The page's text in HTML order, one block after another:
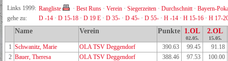
Links 1999: Rangliste · Best Runs · Verein · Siegerzeiten · Durchschnitt· Bayern-
gehe zu:
D -14 · D 15-18 · D 19 E · D 35- · D 45- · D 55- · H -14 · H 15-16 · H 17-
Name Verein Punkte 1.OL
02.05.
2.OL
15.05.
1 Schwanitz, Marie OLA TSV Deggendorf 390.63 99.45
91.18
2 Bauer, Theresa OLA TSV Deggendorf 388.46 97.53
100.00